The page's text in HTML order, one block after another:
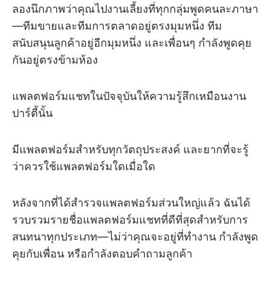
ลองนึกภาพว่าคุณไปงานเลี้ยงที่ทุกกลุ่มพูดคนละภาษา
—ทีมขายและทีมการตลาดอยู่ตรงมุมหนึ่ง ทีม
สนับสนุนลูกค้าอยู่อีกมุมหนึ่ง และเพื่อนๆ กำลังพูดคุย
กันอยู่ตรงข้ามห้อง
แพลตฟอร์มแชทในปัจจุบันให้ความรู้สึกเหมือนงาน
ปาร์ตี้นั้น
มีแพลตฟอร์มสำหรับทุกวัตถุประสงค์ และยากที่จะรู้
ว่าควรใช้แพลตฟอร์มใดเมื่อใด
หลังจากที่ได้สำรวจแพลตฟอร์มส่วนใหญ่แล้ว ฉันได้
รวบรวมรายชื่อแพลตฟอร์มแชทที่ดีที่สุดสำหรับการ
สนทนาทุกประเภท—ไม่ว่าคุณจะอยู่ที่ทำงาน กำลังพูด
คุยกับเพื่อน หรือกำลังตอบคำถามลูกค้า